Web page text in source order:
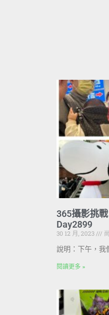
365攝影挑
Day2899
30 12 月, 2023
說明：下午，我
閱讀更多 »